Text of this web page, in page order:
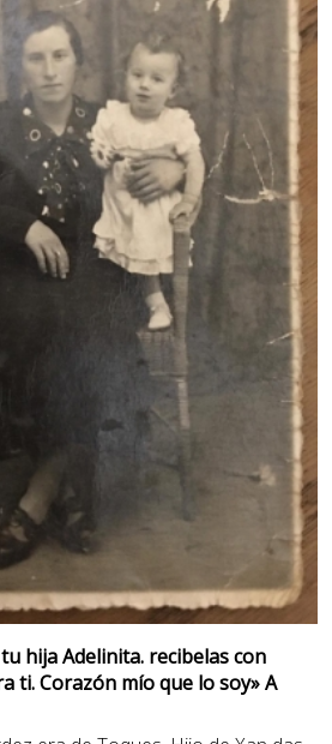
hija Adelinita. recibelas con
ti. Corazón mío que lo soy» A